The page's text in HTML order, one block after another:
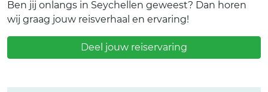
Ben jij onlangs in Seychellen geweest? Dan horen
wij graag jouw reisverhaal en ervaring!
Deel jouw reiservaring